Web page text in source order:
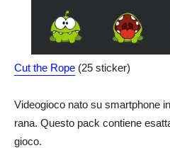
Cut the Rope (25 sticker)
Videogioco nato su smartphone
rana. Questo pack contiene
gioco.